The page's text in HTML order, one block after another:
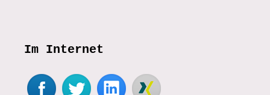
Im Internet